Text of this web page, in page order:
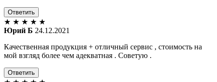
Ответить
★ ★ ★ ★ ★
Юрий Б 24.12.2021
Качественная продукция + отличный сервис , стоимость на
мой взгляд более чем адекватная . Советую .
Ответить